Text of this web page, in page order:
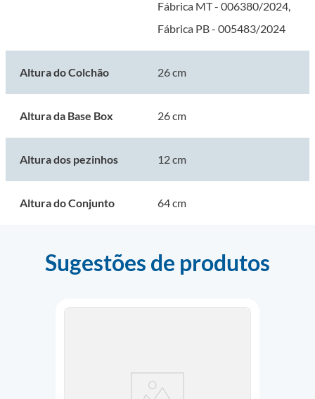
Fábrica MT - 006380/2024,
Fábrica PB - 005483/2024
Altura do Colchão 26 cm
Altura da Base Box 26 cm
Altura dos pezinhos 12 cm
Altura do Conjunto 64 cm
Sugestões de produtos